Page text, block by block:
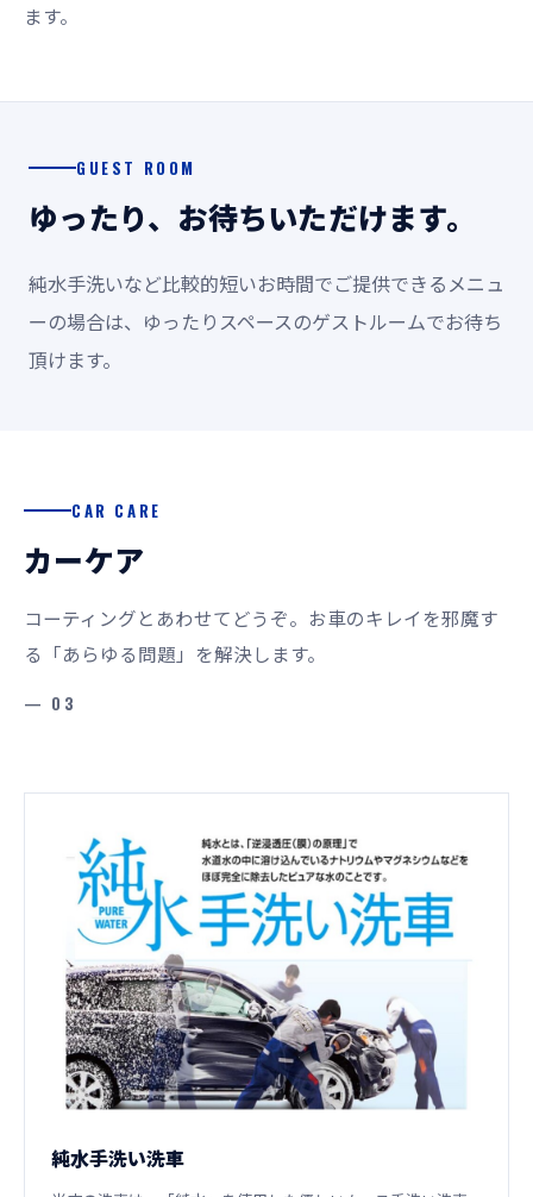
ます。
GUEST ROOM
ゆったり、お待ちいただけます。
純水手洗いなど比較的短いお時間でご提供できるメニュ
ーの場合は、ゆったりスペースのゲストルームでお待ち
頂けます。
CAR CARE
カーケア
コーティングとあわせてどうぞ。お車のキレイを邪魔す
る「あらゆる問題」を解決します。
— 03
純水手洗い洗車